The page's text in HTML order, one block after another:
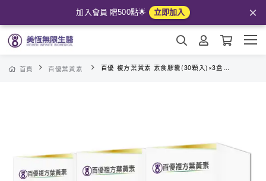
加入會員 贈500點🌟 立即加入 ×
首頁 百優葉黃素 百優 複方葉黃素 素食膠囊(30顆入)×3盒-美恆無限生醫MeiHen Infinite Biomedical